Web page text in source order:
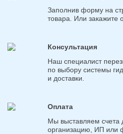
Заполнив форму на
товара. Или закажите
Консультация
Наш специалист
по выбору системы
и доставки.
Оплата
Мы выставляем счета
организацию, ИП или